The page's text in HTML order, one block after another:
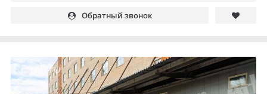
Обратный звонок